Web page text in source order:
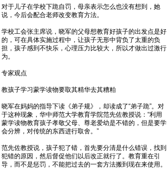
对于儿子在学校下跪自罚，母亲表示怎么也没有想到，她
说，今后会配合老师改变教育方法。
学校工会张主席说，晓军的父母想教育好孩子的出发点是好
的，可在具体实施过程中，让孩子无形中背负了太重的负
担，孩子感到不快乐，心理压力比较大，所以才做出过激行
为。
专家观点
教孩子学习蒙学读物要取其精华去其糟粕
晓军在妈妈的指导下读《弟子规》，却读成了“弟子跪”。对
于这种现象，华中师范大学教育学院范先佐教授说：“利用
蒙学读物教育孩子孝敬父母、尊老爱幼是不错的，但是要学
会分辨，对传统的东西进行取舍。”
范先佐教授说，孩子犯了错，首先要分清是什么错误，找到
犯错的原因，然后督促他们以后改正就行了。教育重在引
导，而不是惩罚，不能把过去的一套方法搬到现在来使用。